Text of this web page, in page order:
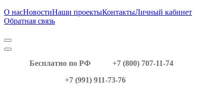
О насНовостиНаши проектыКонтактыЛичный кабинет
Обратная связь
Бесплатно по РФ
+7 (800) 707-11-74
+7 (991) 911-73-76